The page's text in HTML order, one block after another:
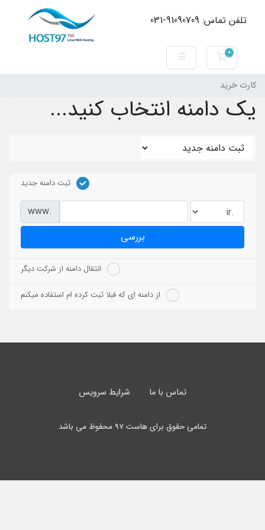
تلفن تماس: 91090709-031
0 کارت خرید
کارت خرید
یک دامنه انتخاب کنید...
ثبت دامنه جدید
www.
بررسی
انتقال دامنه از شرکت دیگر
از دامنه ای که قبلا ثبت کرده ام استفاده میکنم
تماس با ما شرایط سرویس
تمامی حقوق برای هاست 97 محفوظ می باشد